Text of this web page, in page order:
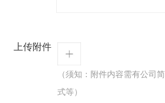
上传附件
（须知：附件内容需有公司
式等）